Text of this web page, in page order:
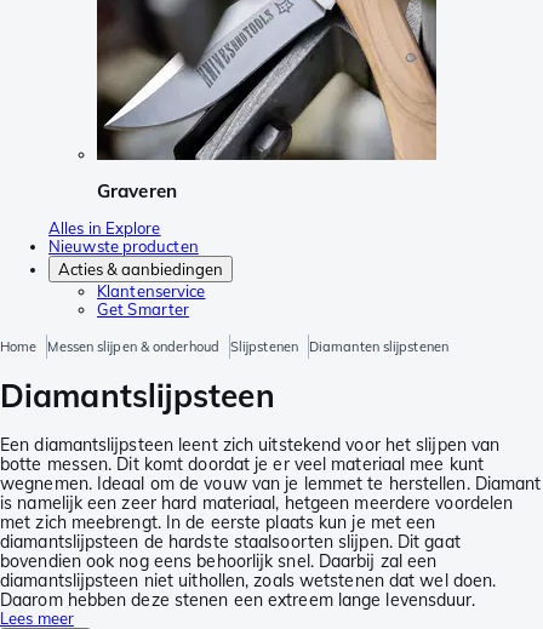
Graveren
Alles in Explore
Nieuwste producten
Acties & aanbiedingen
Klantenservice
Get Smarter
Home Messen slijpen & onderhoud Slijpstenen Diamanten slijpstenen
Diamantslijpsteen
Een diamantslijpsteen leent zich uitstekend voor het slijpen van
botte messen. Dit komt doordat je er veel materiaal mee kunt
wegnemen. Ideaal om de vouw van je lemmet te herstellen. Diamant
is namelijk een zeer hard materiaal, hetgeen meerdere voordelen
met zich meebrengt. In de eerste plaats kun je met een
diamantslijpsteen de hardste staalsoorten slijpen. Dit gaat
bovendien ook nog eens behoorlijk snel. Daarbij zal een
diamantslijpsteen niet uithollen, zoals wetstenen dat wel doen.
Daarom hebben deze stenen een extreem lange levensduur.
Lees meer